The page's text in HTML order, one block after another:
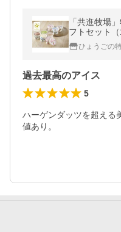
「共進牧場
フトセット（
ひょうごの
過去最高のアイス
5
ハーゲンダッツを超える
値あり。